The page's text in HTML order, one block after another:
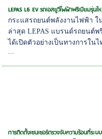
LEPAS L6 EV รถเอสยูวีไฟฟ้าพรีเมียมรุ่นใ
กระแสรถยนต์พลังงานไฟฟ้า ใ
ล่าสุด LEPAS แบรนด์รถยนต์พ
ได้เปิดตัวอย่างเป็นทางการใน
...
การติดตั้งเซนเซอร์ตรวจจับความร้อนที่ระบ